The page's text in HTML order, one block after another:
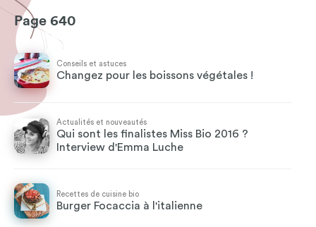
Page 640
Conseils et astuces
Changez pour les boissons végétales !
Actualités et nouveautés
Qui sont les finalistes Miss Bio 2016 ?
Interview d'Emma Luche
Recettes de cuisine bio
Burger Focaccia à l'italienne